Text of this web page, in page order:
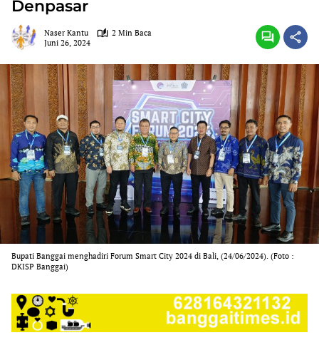
Denpasar
Naser Kantu
2 Min Baca
Juni 26, 2024
Bupati Banggai menghadiri Forum Smart City 2024 di Bali, (24/06/2024). (Foto :
DKISP Banggai)